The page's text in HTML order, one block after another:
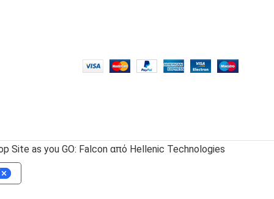
Site as you GO: Falcon από Hellenic Technologies